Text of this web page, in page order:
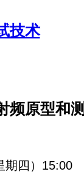
技术
频原型和
期四）15:00